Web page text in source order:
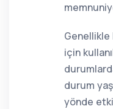
Genellikle
için
durum
yönde